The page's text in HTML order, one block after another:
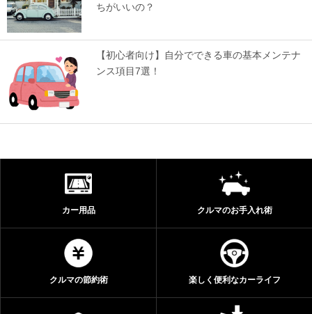
ちがいいの？
【初心者向け】自分でできる車の基本メンテナ
ンス項目7選！
カー用品 クルマのお手入れ術
クルマの節約術 楽しく便利なカーライフ